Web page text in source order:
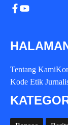
Tentang Kami
Kode Etik